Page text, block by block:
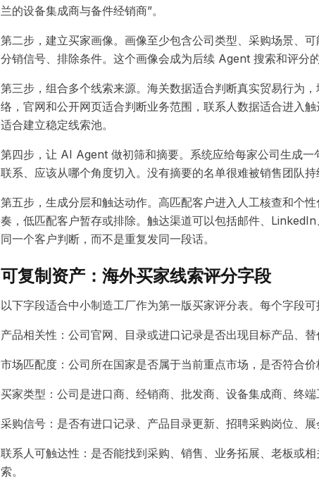
兰的设备集成商与备件经销商”。
第二步，建立买家画像。画像至少包含公司类型、采购场景、
分销信号、排除条件。这个画像会成为后续 Agent 搜索和评分的
第三步，组合多个线索来源。海关数据适合判断真实贸易行为
络，官网和公开网页适合判断业务范围，联系人数据适合进入
适合建立稳定线索池。
第四步，让 AI Agent 做初筛和摘要。系统应给每家公司生成
联系、应该从哪个角度切入。没有摘要的名单很难被销售团队持
第五步，生成分层和触达动作。高匹配客户进入人工核查和个
奏，低匹配客户暂存或排除。触达渠道可以包括邮件、
同一个客户判断，而不是重复发同一段话。
可复制资产：海外买家线索评分字段
以下字段适合中小制造工厂作为第一版买家评分表。每个字段
产品相关性：公司官网、目录或进口记录是否出现目标产品、替
市场匹配度：公司所在国家是否属于当前重点市场，是否符合价
买家类型：公司是进口商、经销商、批发商、设备集成商、终
采购信号：是否有进口记录、产品目录更新、招聘采购岗位、展
联系人可触达性：是否能找到采购、销售、业务拓展、老板或
索。